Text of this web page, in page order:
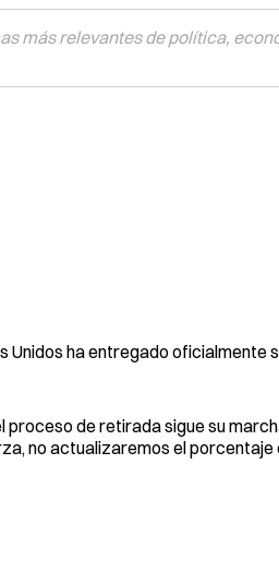
más relevantes de política,
Unidos ha entregado
proceso de retirada sigue su
no actualizaremos el